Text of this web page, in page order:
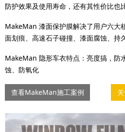
防护效果及使用寿命，还有其性价比也
MakeMan 漆面保护膜解决了用户六大
面划痕、高速石子碰撞、漆面腐蚀、持
MakeMan 隐形车衣特点：亮度搞，防
蚀、防氧化
查看MakeMan施工案例